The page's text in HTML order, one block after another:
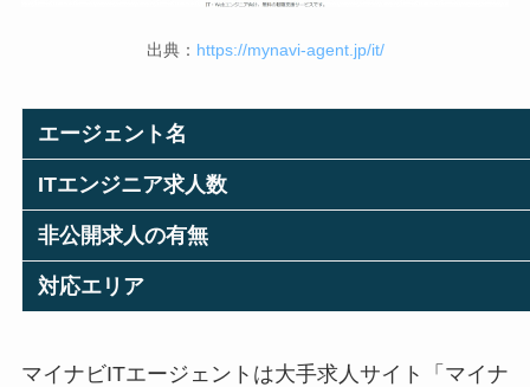
出典： https://mynavi-agent.jp/it/
エージェント名
ITエンジニア求人数
非公開求人の有無
対応エリア
マイナビITエージェントは大手求人サイト「マイナ